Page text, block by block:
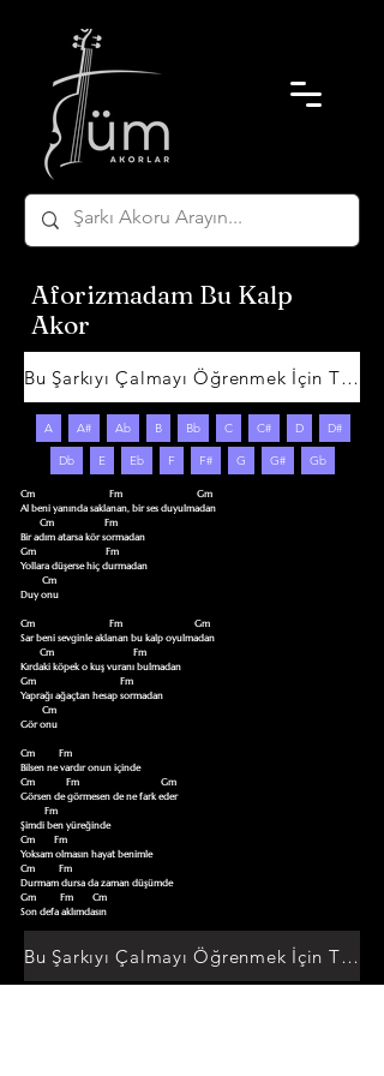
Aforizmadam Bu Kalp
Akor
Bu Şarkıyı Çalmayı Öğrenmek İçin Tıklayın
A A# Ab B Bb C C# D D#
Db E Eb F F# G G# Gb
Cm                               Fm                               Gm
Al beni yanında saklanan, bir ses duyulmadan
Bir adım atarsa kör sormadan
Gm                             Fm
Yollara düşerse hiç durmadan
Duy onu
Cm                               Fm                              Gm
Sar beni sevginle aklanan bu kalp oyulmadan
Kırdaki köpek o kuş vuranı bulmadan
Gm                                   Fm
Yaprağı ağaçtan hesap sormadan
Gör onu
Cm          Fm
Bilsen ne vardır onun içinde
Cm             Fm                                  Gm
Görsen de görmesen de ne fark eder
Şimdi ben yüreğinde
Cm        Fm
Yoksam olmasın hayat benimle
Cm          Fm
Durmam dursa da zaman düşümde
Gm          Fm        Cm
Son defa aklımdasın
Bu Şarkıyı Çalmayı Öğrenmek İçin Tıklayın